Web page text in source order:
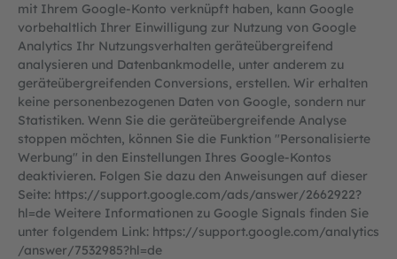
mit Ihrem Google-Konto verknüpft haben, kann Google
vorbehaltlich Ihrer Einwilligung zur Nutzung von Google
Analytics Ihr Nutzungsverhalten geräteübergreifend
analysieren und Datenbankmodelle, unter anderem zu
geräteübergreifenden Conversions, erstellen. Wir erhalten
keine personenbezogenen Daten von Google, sondern nur
Statistiken. Wenn Sie die geräteübergreifende Analyse
stoppen möchten, können Sie die Funktion "Personalisierte
Werbung" in den Einstellungen Ihres Google-Kontos
deaktivieren. Folgen Sie dazu den Anweisungen auf dieser
Seite: https://support.google.com/ads/answer/2662922?
hl=de Weitere Informationen zu Google Signals finden Sie
unter folgendem Link: https://support.google.com/analytics
/answer/7532985?hl=de